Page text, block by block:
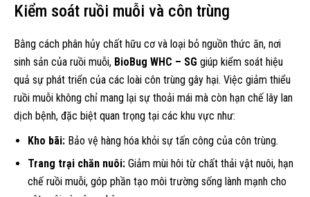
Kiểm soát ruồi muỗi và côn trùng
Bằng cách phân hủy chất hữu cơ và loại bỏ nguồn thức ăn, nơi
sinh sản của ruồi muỗi, BioBug WHC – SG giúp kiểm soát hiệu
quả sự phát triển của các loài côn trùng gây hại. Việc giảm thiểu
ruồi muỗi không chỉ mang lại sự thoải mái mà còn hạn chế lây lan
dịch bệnh, đặc biệt quan trọng tại các khu vực như:
Kho bãi: Bảo vệ hàng hóa khỏi sự tấn công của côn trùng.
Trang trại chăn nuôi: Giảm mùi hôi từ chất thải vật nuôi, hạn
chế ruồi muỗi, góp phần tạo môi trường sống lành mạnh cho